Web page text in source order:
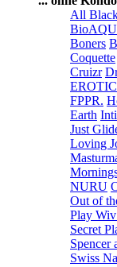
All
Boners
Coquette
Cruizr
FPPR.
Earth
Just
Loving
NURU
Out of
Play
Secret
Spencer
Swiss